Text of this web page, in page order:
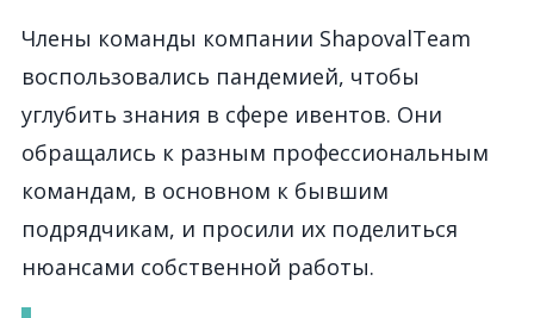
Члены команды компании ShapovalTeam
воспользовались пандемией, чтобы
углубить знания в сфере ивентов. Они
обращались к разным профессиональным
командам, в основном к бывшим
подрядчикам, и просили их поделиться
нюансами собственной работы.